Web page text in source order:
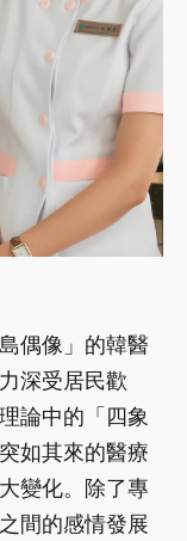
偶像」的韓醫
深受居民歡
論中的「四象
如其來的醫療
變化。除了專
間的感情發展